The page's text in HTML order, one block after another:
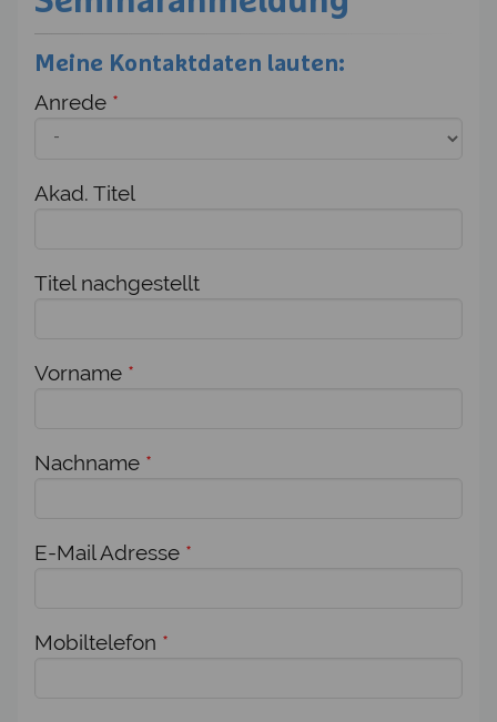
Meine Kontaktdaten lauten:
Anrede *
Akad. Titel
Titel nachgestellt
Vorname *
Nachname *
E-Mail Adresse *
Mobiltelefon *